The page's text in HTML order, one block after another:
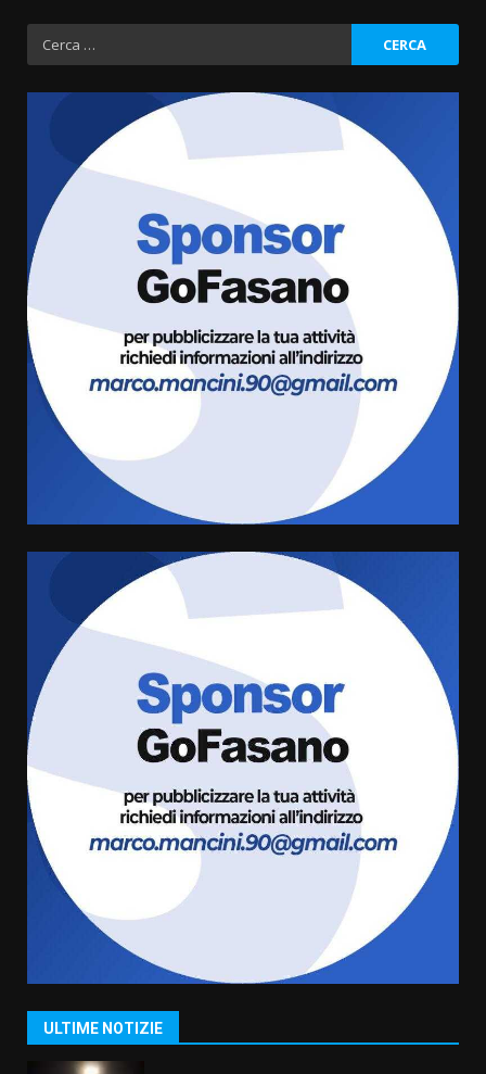
Ricerca
per:
ULTIME NOTIZIE
Savelletri in festa, domani sera
grande spettacolo con Uccio De
8 Agosto 2026 07:30
Politiche Giovanili e Mobilità
Sostenibile: premiati gli studenti
universitari del bando “La strada
giusta”
Rivoluzione”: nuovo
appuntamento con “Fasano in
Banda”
7 Agosto 2026 06:05
US Fasano, Scianaro: “Profonda
amarezza per esclusione dal
campionato di calcio”
7 Agosto 2026 06:00
Fasanese ferito a colpi di arma
da fuoco
6 Agosto 2026 18:13
1
Serie D, l’Us Fasano non molla e
conferma di voler ricorrere per